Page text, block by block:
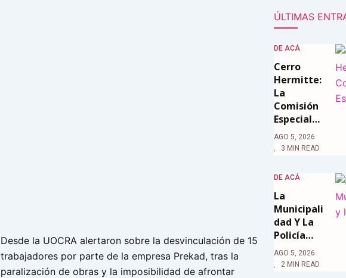
Desde la UOCRA alertaron sobre la desvinculación de 15
trabajadores por parte de la empresa Prekad, tras la
paralización de obras y la imposibilidad de afrontar
ÚLTIMAS
DE ACÁ
Cerro
Hermitte:
La
Comisión
Especial…
AGO 5, 2026
3 MIN READ
DE ACÁ
La
Municipali
Dad Y La
Policía…
AGO 5, 2026
2 MIN READ